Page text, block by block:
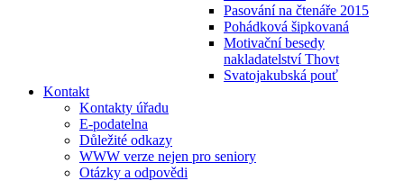
Pasování na čtenáře 2015
Pohádková šipkovaná
Motivační besedy
nakladatelství Thovt
Svatojakubská pouť
Kontakt
Kontakty úřadu
E-podatelna
Důležité odkazy
WWW verze nejen pro seniory
Otázky a odpovědi